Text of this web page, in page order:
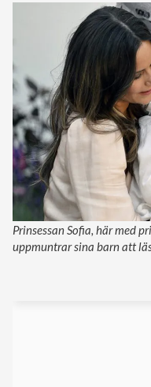
Prinsessan Sofia, här med
uppmuntrar sina barn att